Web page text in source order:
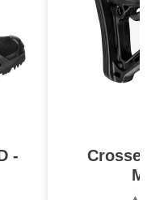
-
Crosse
Mil-